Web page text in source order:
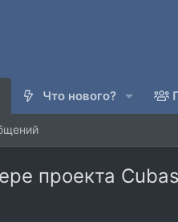
Что нового?
проекта